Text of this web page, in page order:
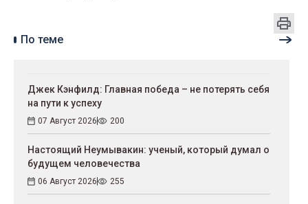
По теме
Джек Кэнфилд: Главная победа – не потерять себя
на пути к успеху
07 Август 2026 200
Настоящий Неумывакин: ученый, который думал о
будущем человечества
06 Август 2026 255